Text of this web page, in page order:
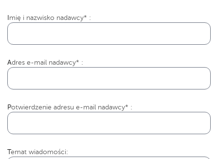
mię i nazwisko nadawcy* :
Adres e-mail nadawcy* :
Potwierdzenie adresu e-mail nadawcy* :
Temat wiadomości: